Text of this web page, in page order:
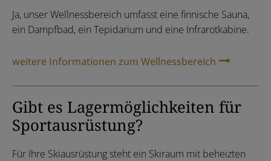
Ja, unser Wellnessbereich umfasst eine finnische Sauna,
ein Dampfbad, ein Tepidarium und eine Infrarotkabine.
weitere Informationen zum Wellnessbereich
Gibt es Lagermöglichkeiten für
Sportausrüstung?
Für Ihre Skiausrüstung steht ein Skiraum mit beheizten